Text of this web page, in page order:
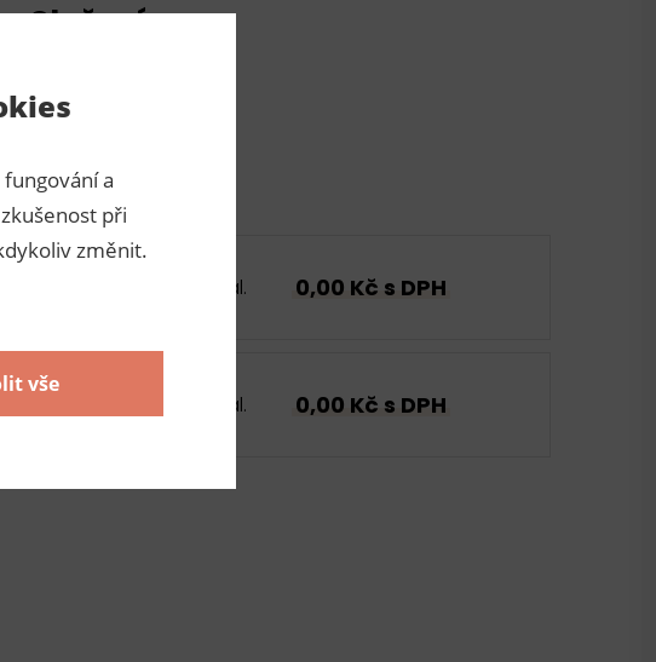
Složení
bal. 0,00 Kč s DPH
bal. 0,00 Kč s DPH
a
při
změnit.
vše